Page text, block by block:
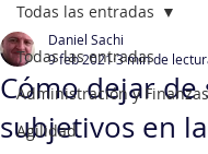
Todas las entradas
Administración y Finanzas
Agilidad
Todas las entradas
Cómo dejar de
subjetivos en la
Daniel Sachi
9 feb 20213 min de